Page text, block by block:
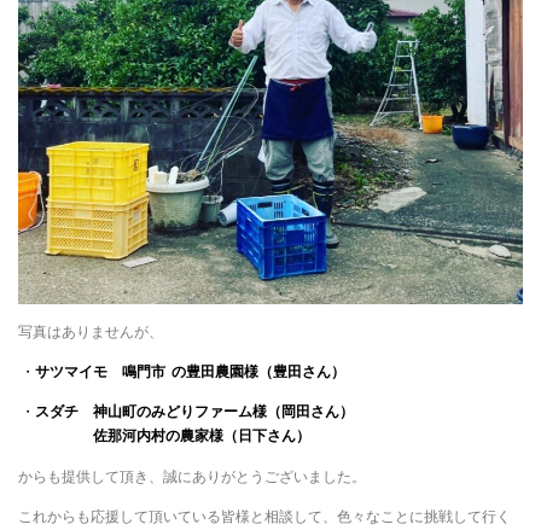
写真はありませんが、
・サツマイモ 鳴門市 の豊田農園様（豊田さん）
・ スダチ 神山町のみどりファーム様（岡田さん）
佐那河内村の農家様（日下さん）
からも提供して頂き、誠にありがとうございました。
これからも応援して頂いている皆様と相談して、色々なことに挑戦して行く